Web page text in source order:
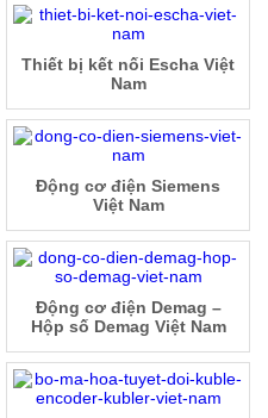
Thiết bị kết nối Escha Việt
Nam
Động cơ điện Siemens
Việt Nam
Động cơ điện Demag –
Hộp số Demag Việt Nam